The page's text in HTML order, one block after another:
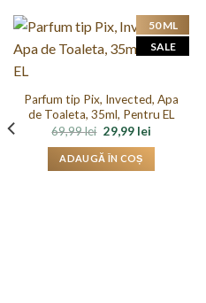
Parfum tip Pix, Invected, Apa
de Toaleta, 35ml, Pentru EL
69,99lei Prețul
inițial
a
fost:
29,99 leiPrețul
ADAUGĂ ÎN COȘ
50 ML
SALE